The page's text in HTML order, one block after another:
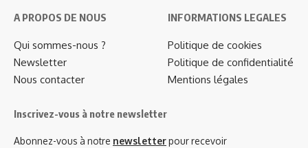
A PROPOS DE NOUS
Qui sommes-nous ?
Newsletter
Nous contacter
INFORMATIONS LEGALES
Politique de cookies
Politique de confidentialité
Mentions légales
Inscrivez-vous à notre newsletter
Abonnez-vous à notre newsletterpour recevoir